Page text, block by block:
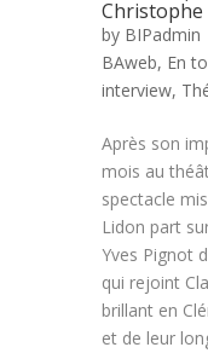
Christophe
by BIPadmin
BAweb, En
interview,
Après son
mois au
spectacle
Lidon part
Yves Pignot
qui rejoint
brillant en
et de leur